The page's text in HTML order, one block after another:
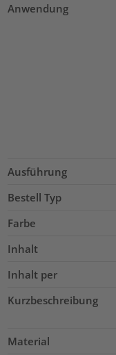
Anwendung
Ausführung
Bestell Typ
Farbe
Inhalt
Inhalt per
Kurzbeschreibung
Material